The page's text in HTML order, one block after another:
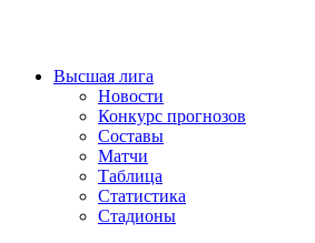
Высшая лига
Новости
Конкурс прогнозов
Составы
Матчи
Таблица
Статистика
Стадионы